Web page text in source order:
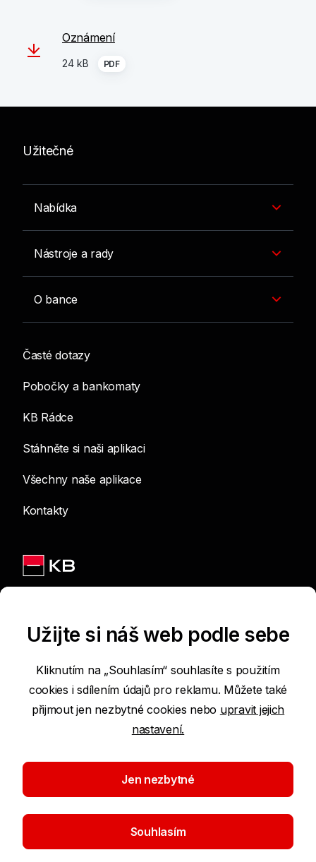
Oznámení
24 kB PDF
Užitečné
Nabídka
Nástroje a rady
O bance
Časté dotazy
Pobočky a bankomaty
KB Rádce
Stáhněte si naši aplikaci
Všechny naše aplikace
Kontakty
Podmínky používání internetových stránek
Prohlášení o přístupnosti
Ochrana osobních údajů
©2026 Komerční banka
Užijte si náš web podle sebe
Kliknutím na „Souhlasím“ souhlasíte s použitím
cookies i sdílením údajů pro reklamu. Můžete také
přijmout jen nezbytné cookies nebo upravit jejich
nastavení.
Jen nezbytné
Souhlasím